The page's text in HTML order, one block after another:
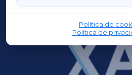
Política de
Política de